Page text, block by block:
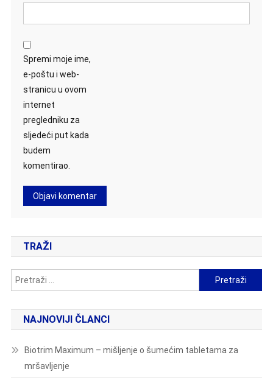
Spremi moje ime,
e-poštu i web-
stranicu u ovom
internet
pregledniku za
sljedeći put kada
budem
komentirao.
TRAŽI
Pretraži:
NAJNOVIJI ČLANCI
Biotrim Maximum – mišljenje o šumećim tabletama za
mršavljenje